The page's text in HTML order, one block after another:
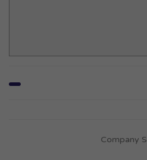
Company